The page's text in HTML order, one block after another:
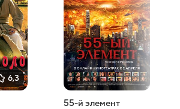
6,3
55-й элемент